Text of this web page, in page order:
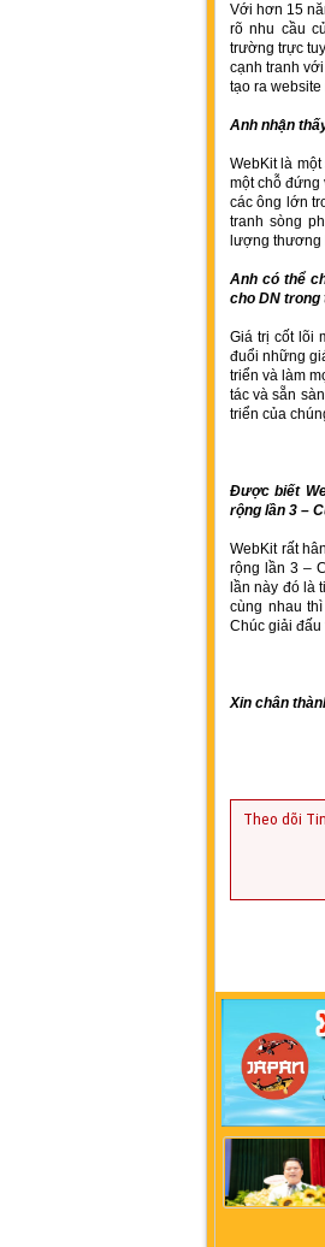
Với hơn 15
rõ nhu cầu
trường trực
cạnh tranh
tạo ra
Anh nhận
WebKit là
một chỗ đứng
các ông lớn
tranh sòng
lượng thương
Anh có thể
cho DN
Giá trị cốt lõi
đuổi những
triển và làm
tác và sẵn
triển của
Được biết
rộng lần 3 –
WebKit rất
rộng lần 3 –
lần này đó là
cùng nhau
Chúc giải đấu
Xin chân
Theo dõi